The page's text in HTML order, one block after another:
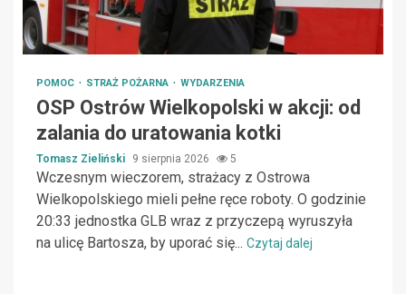
POMOC STRAŻ POŻARNA WYDARZENIA
OSP Ostrów Wielkopolski w akcji: od
zalania do uratowania kotki
Tomasz Zieliński 9 sierpnia 2026 5
Wczesnym wieczorem, strażacy z Ostrowa
Wielkopolskiego mieli pełne ręce roboty. O godzinie
20:33 jednostka GLB wraz z przyczepą wyruszyła
na ulicę Bartosza, by uporać się... Czytaj dalej